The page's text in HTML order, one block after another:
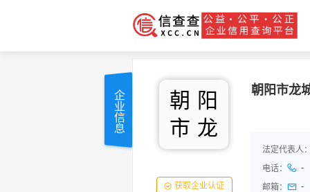
朝 阳
市 龙
获取企业认证
朝阳市龙
法定代表人
电话：
-
邮箱： -
企业信息